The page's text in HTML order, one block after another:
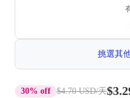
挑選其
30% off $4.70 USD/天